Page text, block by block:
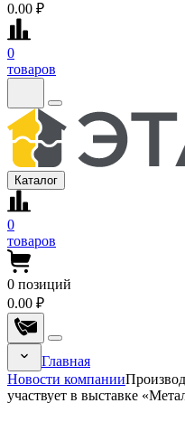
0.00 ₽
0
товаров
Каталог
0
товаров
0 позиций
0.00 ₽
Главная
Новости компании
участвует в выставке